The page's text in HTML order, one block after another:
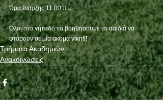
Ώρα έναρξης 11.00 π.μ
Όλοι στο γήπεδο να βοηθήσουμε τα παιδιά να
φτάσουν σε μία ακόμα νίκη!!!
Τμήματα Ακαδημιών
Ανακοινώσεις